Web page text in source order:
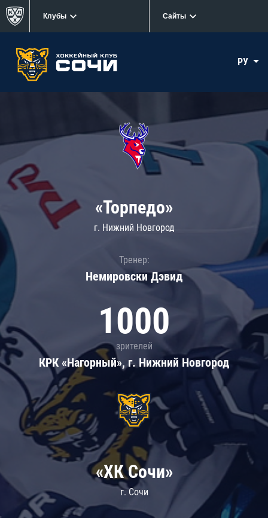
Клубы Сайты
РУ
«Торпедо»
г. Нижний Новгород
Тренер:
Немировски Дэвид
1000
зрителей
КРК «Нагорный», г. Нижний Новгород
«ХК Сочи»
г. Сочи